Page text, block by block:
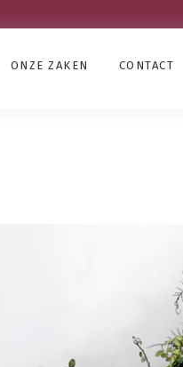
ONZE ZAKEN CONTACT